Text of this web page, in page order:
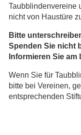
Taubblindenvereine
nicht von Haustüre
Bitte
Spenden Sie nicht
Informieren Sie
Wenn Sie für
bitte bei Vereinen,
entsprechenden